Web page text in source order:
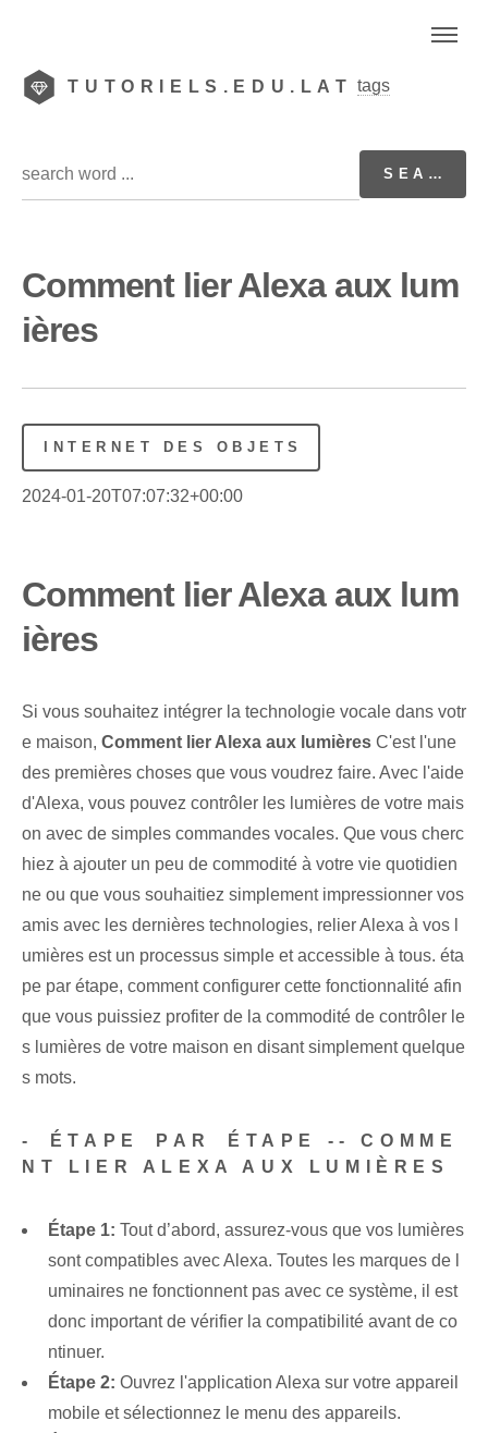
TUTORIELS.EDU.LAT tags
Comment lier Alexa aux lum
ières
INTERNET DES OBJETS
2024-01-20T07:07:32+00:00
Comment lier Alexa aux lum
ières
Si vous souhaitez intégrer la technologie vocale dans votr
e maison, Comment lier Alexa aux lumières C'est l'une
des premières choses que vous voudrez faire. Avec l'aide
d'Alexa, vous pouvez contrôler les lumières de votre mais
on avec de simples commandes vocales. Que vous cherc
hiez à ajouter un peu de commodité à votre vie quotidien
ne ou que vous souhaitiez simplement impressionner vos
amis avec les dernières technologies, relier Alexa à vos l
umières est un processus simple et accessible à tous. éta
pe par étape, comment configurer cette fonctionnalité afin
que vous puissiez‌ profiter‍ de la commodité de contrôler le
s lumières de votre maison en disant simplement quelque
s mots.
-⁢ ÉTAPE⁢ PAR⁢ ÉTAPE --​ COMME
NT LIER ALEXA AUX LUMIÈRES
Étape 1: Tout d’abord, assurez-vous que vos lumières
sont compatibles avec Alexa. Toutes les marques de l
uminaires ne fonctionnent pas avec ce système, il est
donc important de vérifier la compatibilité avant de co
ntinuer.
Étape 2: Ouvrez l'application Alexa sur votre appareil
mobile et sélectionnez le menu des appareils.